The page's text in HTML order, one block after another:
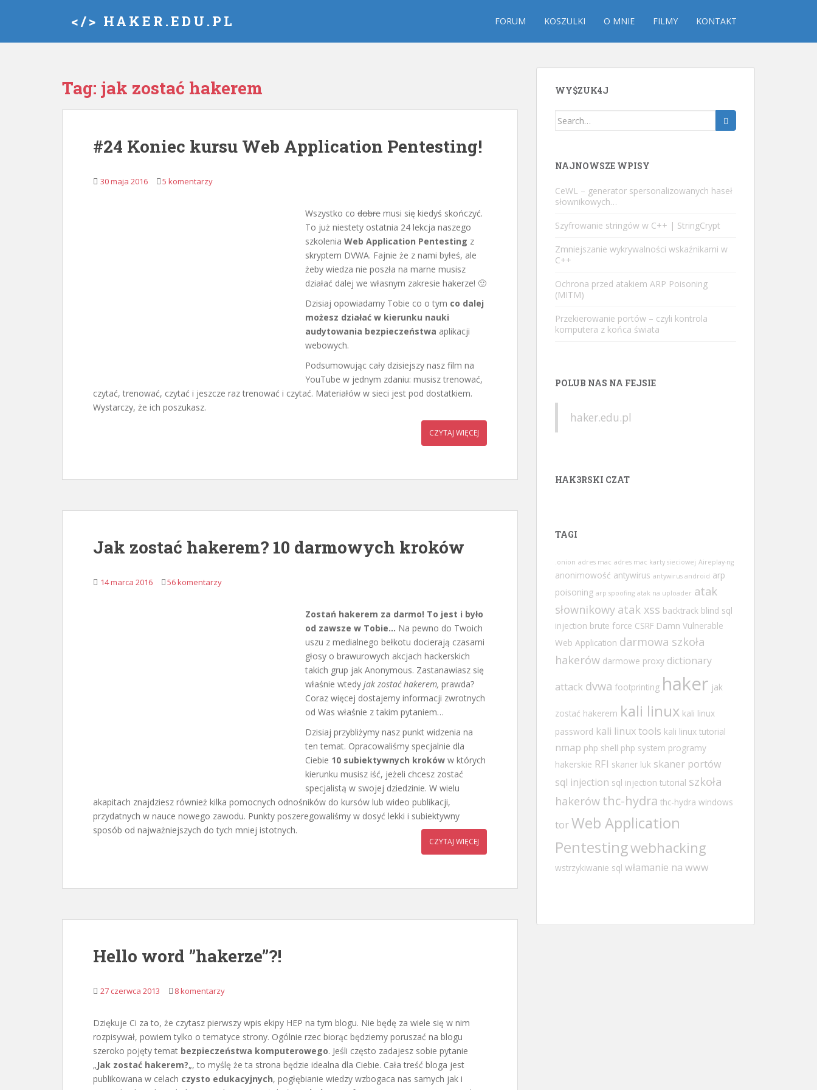
</> HAKER.EDU.PL FORUM KOSZULKI O MNIE FILMY KONTAKT
Tag: jak zostać hakerem
#24 Koniec kursu Web Application Pentesting!
30 maja 2016 5 komentarzy
Wszystko co dobre musi się kiedyś skończyć.
To już niestety ostatnia 24 lekcja naszego
szkolenia Web Application Pentesting z
skryptem DVWA. Fajnie że z nami byłeś, ale
żeby wiedza nie poszła na marne musisz
działać dalej we własnym zakresie hakerze! 🙂
Dzisiaj opowiadamy Tobie co o tym co dalej
możesz działać w kierunku nauki
audytowania bezpieczeństwa aplikacji
webowych.
Podsumowując cały dzisiejszy nasz film na
YouTube w jednym zdaniu: musisz trenować,
czytać, trenować, czytać i jeszcze raz trenować i czytać. Materiałów w sieci jest pod dostatkiem.
Wystarczy, że ich poszukasz.
CZYTAJ WIĘCEJ
Jak zostać hakerem? 10 darmowych kroków
14 marca 2016 56 komentarzy
Zostań hakerem za darmo! To jest i było
od zawsze w Tobie… Na pewno do Twoich
uszu z medialnego bełkotu docierają czasami
głosy o brawurowych akcjach hackerskich
takich grup jak Anonymous. Zastanawiasz się
właśnie wtedy jak zostać hakerem, prawda?
Coraz więcej dostajemy informacji zwrotnych
od Was właśnie z takim pytaniem…
Dzisiaj przybliżymy nasz punkt widzenia na
ten temat. Opracowaliśmy specjalnie dla
Ciebie 10 subiektywnych kroków w których
kierunku musisz iść, jeżeli chcesz zostać
specjalistą w swojej dziedzinie. W wielu
akapitach znajdziesz również kilka pomocnych odnośników do kursów lub wideo publikacji,
przydatnych w nauce nowego zawodu. Punkty poszeregowaliśmy w dosyć lekki i subiektywny
sposób od najważniejszych do tych mniej istotnych.
CZYTAJ WIĘCEJ
Hello word ”hakerze”?!
27 czerwca 2013 8 komentarzy
Dziękuje Ci za to, że czytasz pierwszy wpis ekipy HEP na tym blogu. Nie będę za wiele się w nim
rozpisywał, powiem tylko o tematyce strony. Ogólnie rzec biorąc będziemy poruszać na blogu
szeroko pojęty temat bezpieczeństwa komputerowego. Jeśli często zadajesz sobie pytanie
„Jak zostać hakerem?„, to myślę że ta strona będzie idealna dla Ciebie. Cała treść bloga jest
publikowana w celach czysto edukacyjnych, pogłębianie wiedzy wzbogaca nas samych jak i
WY$ZUK4J
Search
NAJNOWSZE WPISY
CeWL – generator spersonalizowanych haseł
słownikowych…
Szyfrowanie stringów w C++ | StringCrypt
Zmniejszanie wykrywalności wskaźnikami w
C++
Ochrona przed atakiem ARP Poisoning
(MITM)
Przekierowanie portów – czyli kontrola
komputera z końca świata
POLUB NAS NA FEJSIE
haker.edu.pl
HAK3RSKI CZAT
TAGI
.onion adres mac adres mac karty sieciowej Aireplay-ng
anonimowość antywirus antywirus android arp
poisoning arp spoofing atak na uploader atak
słownikowy atak xss backtrack blind sql
injection brute force CSRF Damn Vulnerable
Web Application darmowa szkoła
hakerów darmowe proxy dictionary
attack dvwa footprinting haker jak
zostać hakerem kali linux kali linux
password kali linux tools kali linux tutorial
nmap php shell php system programy
hakerskie RFI skaner luk skaner portów
sql injection sql injection tutorial szkoła
hakerów thc-hydra thc-hydra windows
torWeb Application
Pentestingwebhacking
wstrzykiwanie sql włamanie na www